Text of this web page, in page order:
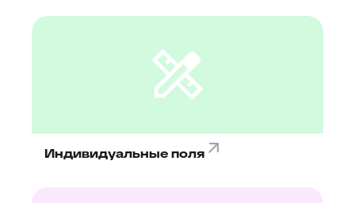
Индивидуальные поля